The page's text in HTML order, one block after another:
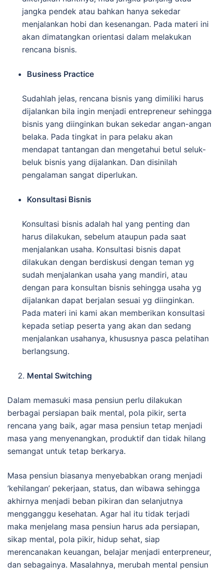
jangka pendek atau bahkan hanya sekedar
menjalankan hobi dan kesenangan. Pada materi ini
akan dimatangkan orientasi dalam melakukan
rencana bisnis.
Business Practice
Sudahlah jelas, rencana bisnis yang dimiliki harus
dijalankan bila ingin menjadi entrepreneur sehingga
bisnis yang diinginkan bukan sekedar angan-angan
belaka. Pada tingkat in para pelaku akan
mendapat tantangan dan mengetahui betul seluk-
beluk bisnis yang dijalankan. Dan disinilah
pengalaman sangat diperlukan.
Konsultasi Bisnis
Konsultasi bisnis adalah hal yang penting dan
harus dilakukan, sebelum ataupun pada saat
menjalankan usaha. Konsultasi bisnis dapat
dilakukan dengan berdiskusi dengan teman yg
sudah menjalankan usaha yang mandiri, atau
dengan para konsultan bisnis sehingga usaha yg
dijalankan dapat berjalan sesuai yg diinginkan.
Pada materi ini kami akan memberikan konsultasi
kepada setiap peserta yang akan dan sedang
menjalankan usahanya, khususnya pasca pelatihan
berlangsung.
Mental Switching
Dalam memasuki masa pensiun perlu dilakukan
berbagai persiapan baik mental, pola pikir, serta
rencana yang baik, agar masa pensiun tetap menjadi
masa yang menyenangkan, produktif dan tidak hilang
semangat untuk tetap berkarya.
Masa pensiun biasanya menyebabkan orang menjadi
‘kehilangan’ pekerjaan, status, dan wibawa sehingga
akhirnya menjadi beban pikiran dan selanjutnya
mengganggu kesehatan. Agar hal itu tidak terjadi
maka menjelang masa pensiun harus ada persiapan,
sikap mental, pola pikir, hidup sehat, siap
merencanakan keuangan, belajar menjadi enterpreneur,
dan sebagainya. Masalahnya, merubah mental pensiun